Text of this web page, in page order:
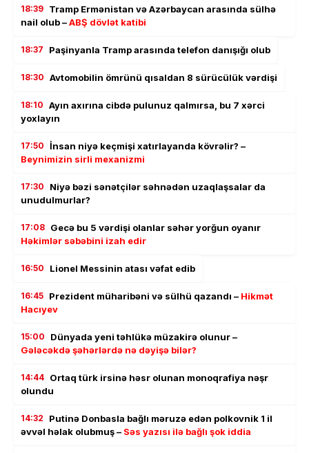
18:39 Tramp Ermənistan və Azərbaycan arasında sülhə
nail olub –ABŞ dövlət katibi
18:37 Paşinyanla Tramp arasında telefon danışığı olub
18:30 Avtomobilin ömrünü qısaldan 8 sürücülük vərdişi
18:10 Ayın axırına cibdə pulunuz qalmırsa, bu 7 xərci
yoxlayın
17:50 İnsan niyə keçmişi xatırlayanda kövrəlir? –
Beynimizin sirli mexanizmi
17:30
Niyə bəzi sənətçilər səhnədən uzaqlaşsalar da
unudulmurlar?
17:08 Gecə bu 5 vərdişi olanlar səhər yorğun oyanır
Həkimlər səbəbini izah edir
16:50 Lionel Messinin atası vəfat edib
16:45 Prezident müharibəni və sülhü qazandı – Hikmət
Hacıyev
15:00
Dünyada yeni təhlükə müzakirə olunur –
Gələcəkdə şəhərlərdə nə dəyişə bilər?
14:44 Ortaq türk irsinə həsr olunan monoqrafiya nəşr
olundu
14:32
Putinə Donbasla bağlı məruzə edən polkovnik 1 il
əvvəl həlak olubmuş – Səs yazısı ilə bağlı şok iddia